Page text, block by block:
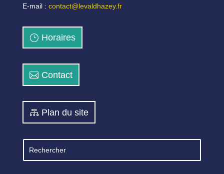
E-mail : contact@levaldhazey.fr
Horaires
Contact
Plan du site